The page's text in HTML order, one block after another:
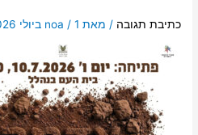
כתיבת תגובה / מאת noa / 1 ביולי 2026